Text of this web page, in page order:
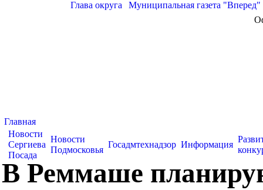
Глава округа Муниципальная газета "Вперед"
Главная
Новости
Сергиева
Посада
Новости
Подмосковья
Госадмтехнадзор Информация
В Реммаше